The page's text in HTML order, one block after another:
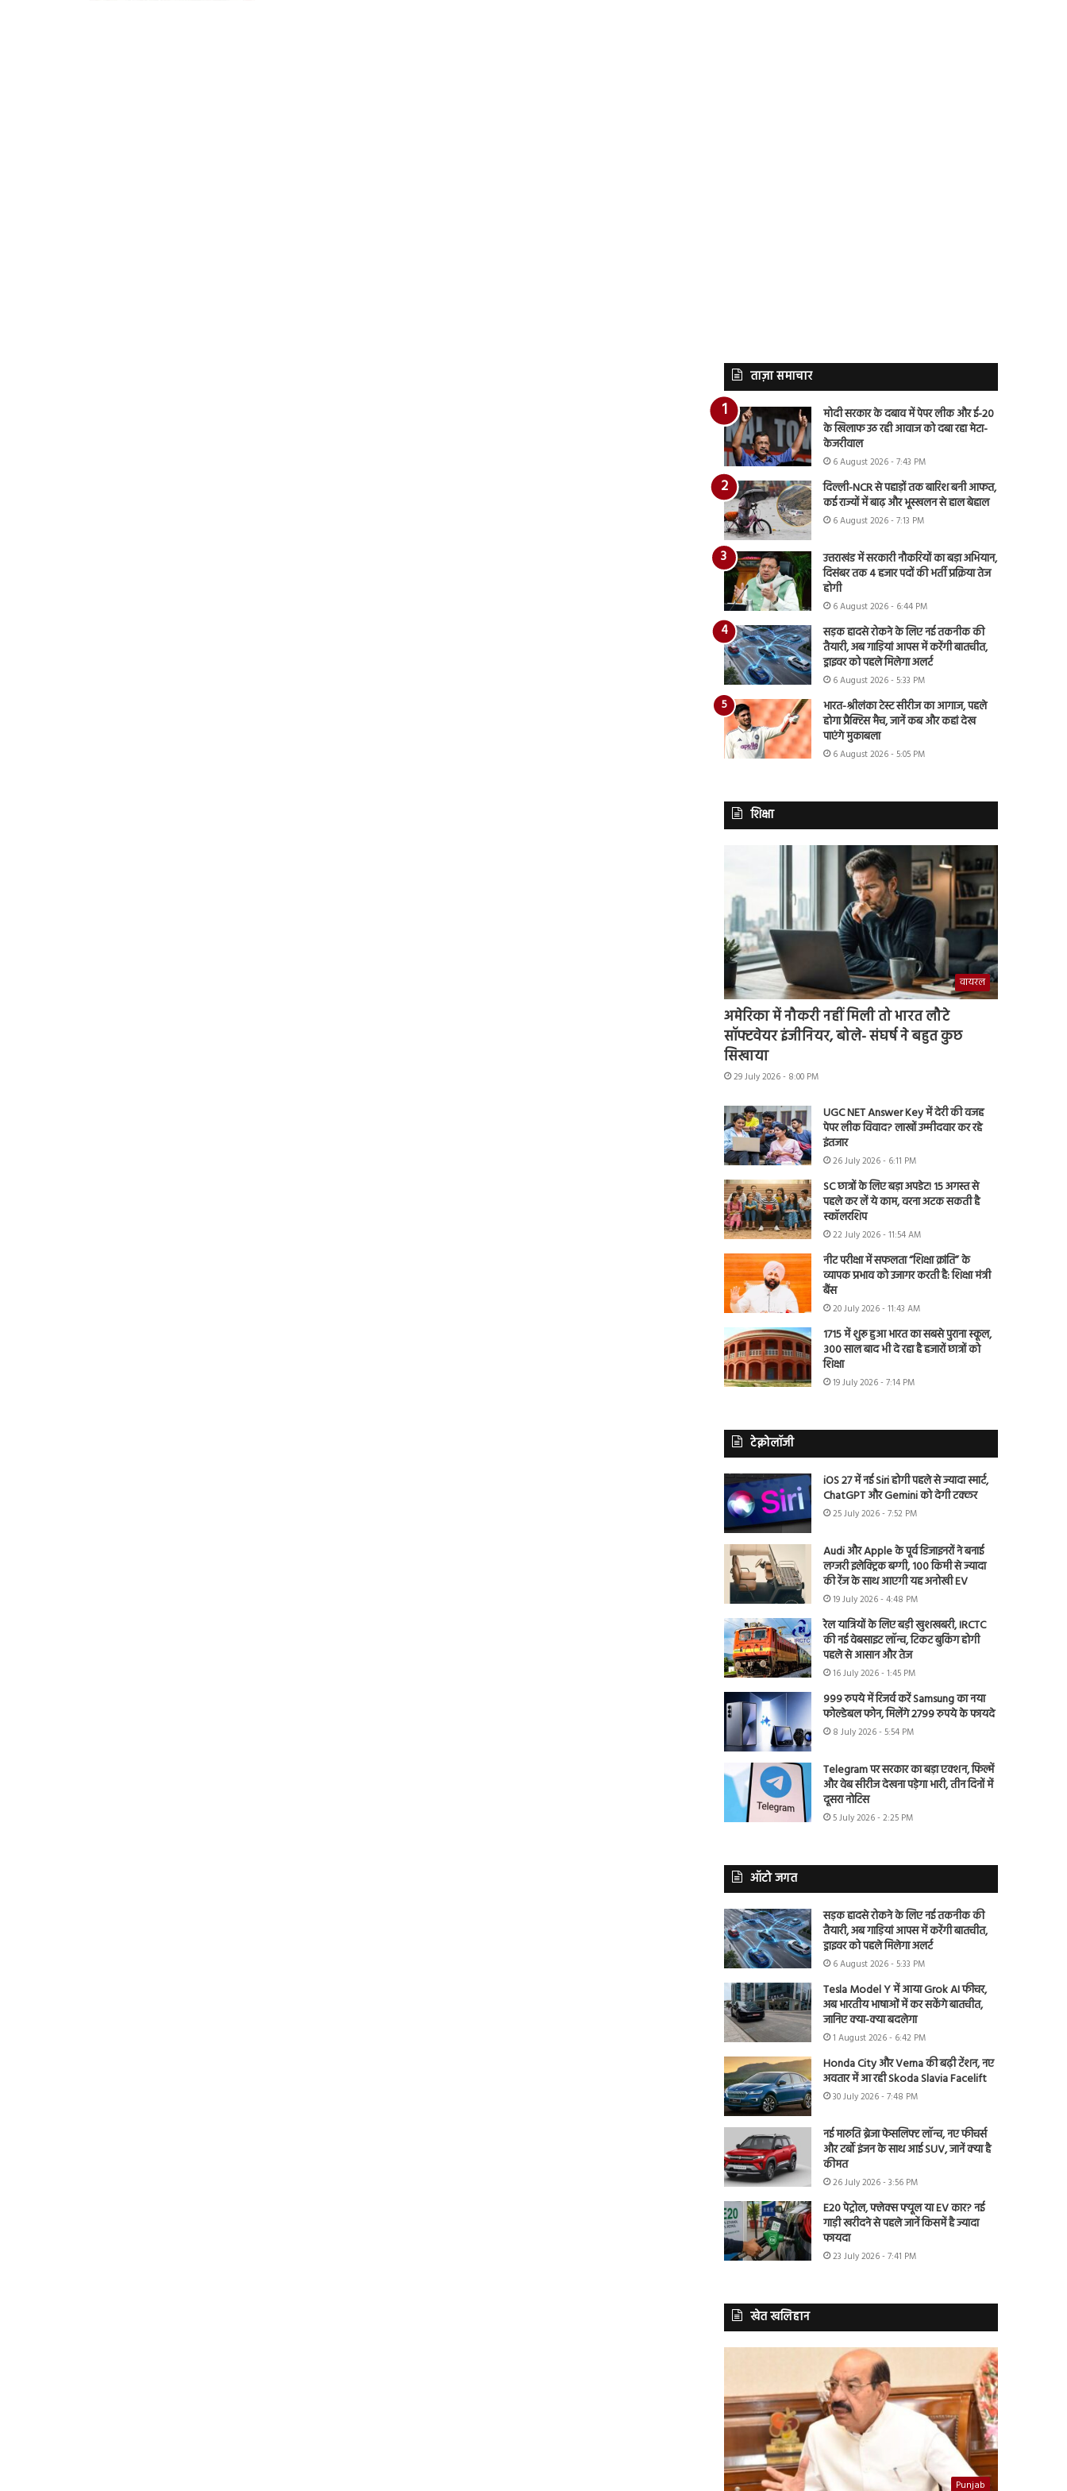
ताज़ा समाचार
मोदी सरकार के दबाव में पेपर लीक और ई-20
के खिलाफ उठ रही आवाज को दबा रहा मेटा-
केजरीवाल
6 August 2026 - 7:43 PM
दिल्ली-NCR से पहाड़ों तक बारिश बनी आफत,
कई राज्यों में बाढ़ और भूस्खलन से हाल बेहाल
6 August 2026 - 7:13 PM
उत्तराखंड में सरकारी नौकरियों का बड़ा अभियान,
दिसंबर तक 4 हजार पदों की भर्ती प्रक्रिया तेज
होगी
6 August 2026 - 6:44 PM
सड़क हादसे रोकने के लिए नई तकनीक की
तैयारी, अब गाड़ियां आपस में करेंगी बातचीत,
ड्राइवर को पहले मिलेगा अलर्ट
6 August 2026 - 5:33 PM
भारत-श्रीलंका टेस्ट सीरीज का आगाज, पहले
होगा प्रैक्टिस मैच, जानें कब और कहां देख
पाएंगे मुकाबला
6 August 2026 - 5:05 PM
शिक्षा
वायरल
अमेरिका में नौकरी नहीं मिली तो भारत लौटे
सॉफ्टवेयर इंजीनियर, बोले- संघर्ष ने बहुत कुछ
सिखाया
29 July 2026 - 8:00 PM
UGC NET Answer Key में देरी की वजह
पेपर लीक विवाद? लाखों उम्मीदवार कर रहे
इंतजार
26 July 2026 - 6:11 PM
SC छात्रों के लिए बड़ा अपडेट! 15 अगस्त से
पहले कर लें ये काम, वरना अटक सकती है
स्कॉलरशिप
22 July 2026 - 11:54 AM
नीट परीक्षा में सफलता “शिक्षा क्रांति” के
व्यापक प्रभाव को उजागर करती है: शिक्षा मंत्री
बैंस
20 July 2026 - 11:43 AM
1715 में शुरू हुआ भारत का सबसे पुराना स्कूल,
300 साल बाद भी दे रहा है हजारों छात्रों को
शिक्षा
19 July 2026 - 7:14 PM
टेक्नोलॉजी
iOS 27 में नई Siri होगी पहले से ज्यादा स्मार्ट,
ChatGPT और Gemini को देगी टक्कर
25 July 2026 - 7:52 PM
Audi और Apple के पूर्व डिजाइनरों ने बनाई
लग्जरी इलेक्ट्रिक बग्गी, 100 किमी से ज्यादा
की रेंज के साथ आएगी यह अनोखी EV
19 July 2026 - 4:48 PM
रेल यात्रियों के लिए बड़ी खुशखबरी, IRCTC
की नई वेबसाइट लॉन्च, टिकट बुकिंग होगी
पहले से आसान और तेज
16 July 2026 - 1:45 PM
999 रुपये में रिजर्व करें Samsung का नया
फोल्डेबल फोन, मिलेंगे 2799 रुपये के फायदे
8 July 2026 - 5:54 PM
Telegram पर सरकार का बड़ा एक्शन, फिल्में
और वेब सीरीज देखना पड़ेगा भारी, तीन दिनों में
दूसरा नोटिस
5 July 2026 - 2:25 PM
ऑटो जगत
सड़क हादसे रोकने के लिए नई तकनीक की
तैयारी, अब गाड़ियां आपस में करेंगी बातचीत,
ड्राइवर को पहले मिलेगा अलर्ट
6 August 2026 - 5:33 PM
Tesla Model Y में आया Grok AI फीचर,
अब भारतीय भाषाओं में कर सकेंगे बातचीत,
जानिए क्या-क्या बदलेगा
1 August 2026 - 6:42 PM
Honda City और Verna की बढ़ी टेंशन, नए
अवतार में आ रही Skoda Slavia Facelift
30 July 2026 - 7:48 PM
नई मारुति ब्रेजा फेसलिफ्ट लॉन्च, नए फीचर्स
और टर्बो इंजन के साथ आई SUV, जानें क्या है
कीमत
26 July 2026 - 3:56 PM
E20 पेट्रोल, फ्लेक्स फ्यूल या EV कार? नई
गाड़ी खरीदने से पहले जानें किसमें है ज्यादा
फायदा
23 July 2026 - 7:41 PM
खेत खलिहान
Punjab